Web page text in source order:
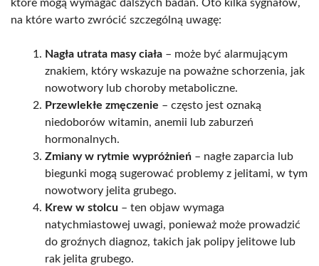
które mogą wymagać dalszych badań. Oto kilka sygnałów,
na które warto zwrócić szczególną uwagę:
Nagła utrata masy ciała – może być alarmującym
znakiem, który wskazuje na poważne schorzenia, jak
nowotwory lub choroby metaboliczne.
Przewlekłe zmęczenie – często jest oznaką
niedoborów witamin, anemii lub zaburzeń
hormonalnych.
Zmiany w rytmie wypróżnień – nagłe zaparcia lub
biegunki mogą sugerować problemy z jelitami, w tym
nowotwory jelita grubego.
Krew w stolcu – ten objaw wymaga
natychmiastowej uwagi, ponieważ może prowadzić
do groźnych diagnoz, takich jak polipy jelitowe lub
rak jelita grubego.